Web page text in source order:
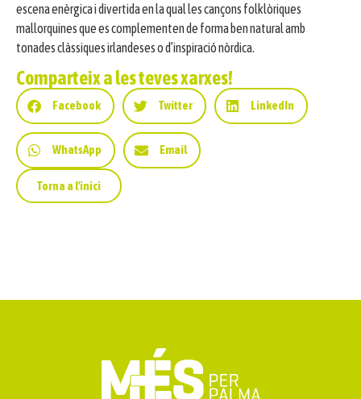
escena enèrgica i divertida en la qual les cançons folklòriques
mallorquines que es complementen de forma ben natural amb
tonades clàssiques irlandeses o d’inspiració nòrdica.
Comparteix a les teves xarxes!
Facebook Twitter LinkedIn
WhatsApp Email
Torna a l'inici